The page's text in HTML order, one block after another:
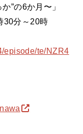
”の6か月〜」
30分～20時
episode/te/NZR4